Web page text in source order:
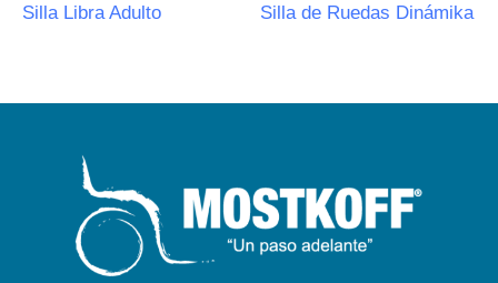
Silla Libra Adulto Silla de Ruedas Dinámika